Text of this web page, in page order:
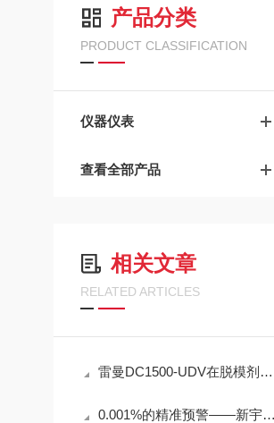
产品分类
PRODUCT CLASSIFICATION
仪器仪表
查看全部产品
相关文章
RELATED ARTICLES
雷曼DC1500-UDV在脱模剂检测中的工程可靠性设计
0.001%的精准预警——新宇宙COSMOS铁粉浓度计SDM-72守护齿轮箱健康